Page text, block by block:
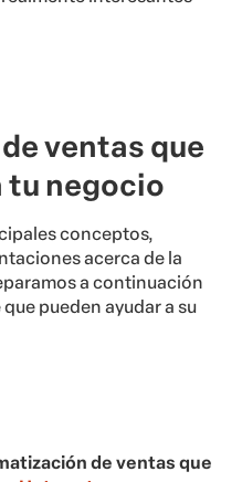
ventas que
tu negocio
conceptos,
acerca de la
a continuación
pueden ayudar a su
de ventas que